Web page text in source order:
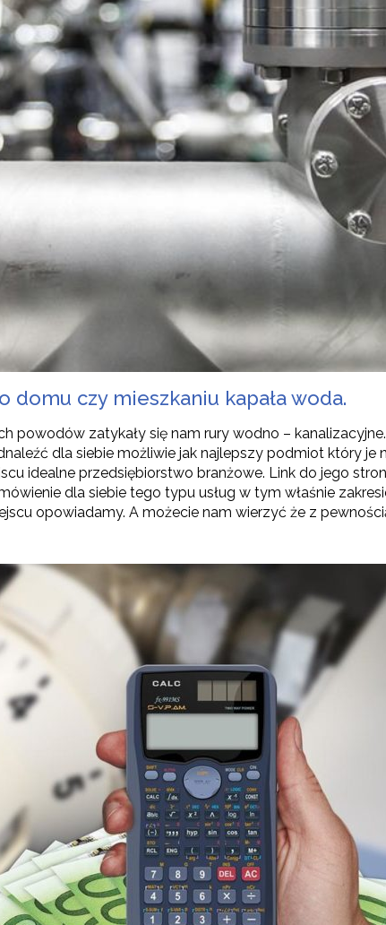
czy mieszkaniu kapała woda.
powodów zatykały się nam rury wodno –
dla siebie możliwie jak najlepszy podmiot który je
idealne przedsiębiorstwo branżowe. Link do jego
dla siebie tego typu usług w tym właśnie
opowiadamy. A możecie nam wierzyć że z